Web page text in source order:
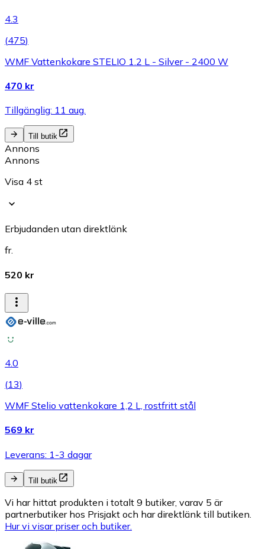
4.3
(475)
WMF Vattenkokare STELIO 1.2 L - Silver - 2400 W
470 kr
Tillgänglig: 11 aug.
Till butik
Annons
Annons
Visa 4 st
Erbjudanden utan direktlänk
fr.
520 kr
4.0
(13)
WMF Stelio vattenkokare 1,2 L, rostfritt stål
569 kr
Leverans: 1-3 dagar
Till butik
Vi har hittat produkten i totalt 9 butiker, varav 5 är
partnerbutiker hos Prisjakt och har direktlänk till butiken.
Hur vi visar priser och butiker.